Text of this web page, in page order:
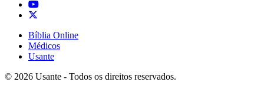
Bíblia Online
Médicos
Usante
© 2026 Usante - Todos os direitos reservados.